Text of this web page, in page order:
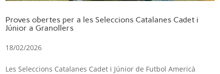
Proves obertes per a les Seleccions Catalanes Cadet i
Júnior a Granollers
18/02/2026
Les Seleccions Catalanes Cadet i Júnior de Futbol Americà